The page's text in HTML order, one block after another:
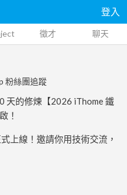
登入
徵才 聊天
粉絲團追蹤
天的修煉【2026 iThome 鐵
！
上線！邀請你用技術交流，